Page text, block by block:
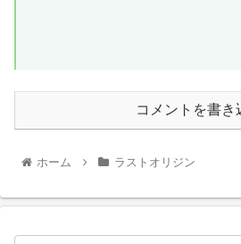
コメントを書き
ホーム ラストオリジン